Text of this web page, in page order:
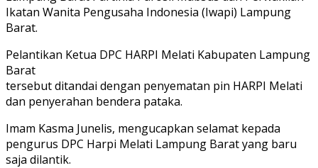
Ikatan Wanita Pengusaha Indonesia (Iwapi) Lampung
Barat.
Pelantikan Ketua DPC HARPI Melati Kabupaten Lampung
Barat
tersebut ditandai dengan penyematan pin HARPI Melati
dan penyerahan bendera pataka.
Imam Kasma Junelis, mengucapkan selamat kepada
pengurus DPC Harpi Melati Lampung Barat yang baru
saja dilantik.